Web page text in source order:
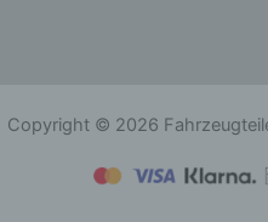
Copyright © 2026d) Einschränkung
Einschränkung der